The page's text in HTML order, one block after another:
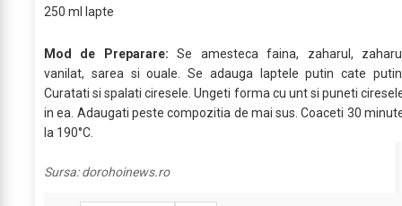
250 ml lapte
Mod de Preparare: Se amesteca faina, zaharul,
vanilat, sarea si ouale. Se adauga laptele putin cate
Curatati si spalati ciresele. Ungeti forma cu unt si puneti
in ea. Adaugati peste compozitia de mai sus. Coaceti 30
la 190°C.
Sursa:dorohoinews.ro